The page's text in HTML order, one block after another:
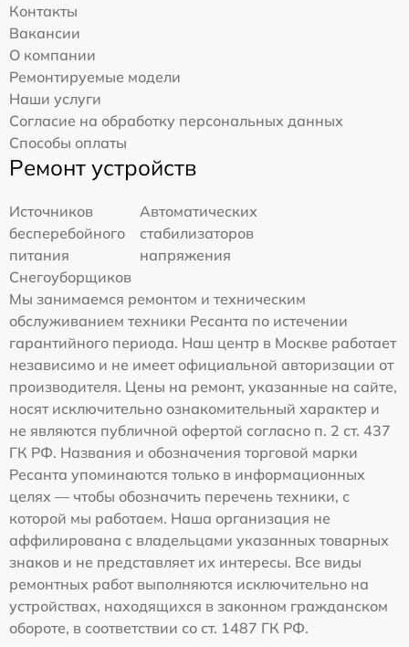
Контакты
Вакансии
О компании
Ремонтируемые модели
Наши услуги
Согласие на обработку персональных данных
Способы оплаты
Ремонт устройств
Источников
бесперебойного
питания
Автоматических
стабилизаторов
напряжения
Снегоуборщиков
Мы занимаемся ремонтом и техническим
обслуживанием техники Ресанта по истечении
гарантийного периода. Наш центр в Москве работает
независимо и не имеет официальной авторизации от
производителя. Цены на ремонт, указанные на сайте,
носят исключительно ознакомительный характер и
не являются публичной офертой согласно п. 2 ст. 437
ГК РФ. Названия и обозначения торговой марки
Ресанта упоминаются только в информационных
целях — чтобы обозначить перечень техники, с
которой мы работаем. Наша организация не
аффилирована с владельцами указанных товарных
знаков и не представляет их интересы. Все виды
ремонтных работ выполняются исключительно на
устройствах, находящихся в законном гражданском
обороте, в соответствии со ст. 1487 ГК РФ.